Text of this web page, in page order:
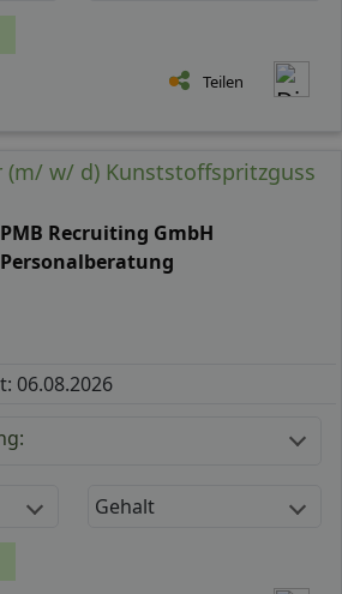
Teilen
w/ d) Kunststoffspritzguss
PMB Recruiting GmbH
Personalberatung
06.08.2026
Gehalt